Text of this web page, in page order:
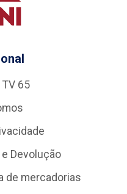
TV 65
Devolução
de mercadorias